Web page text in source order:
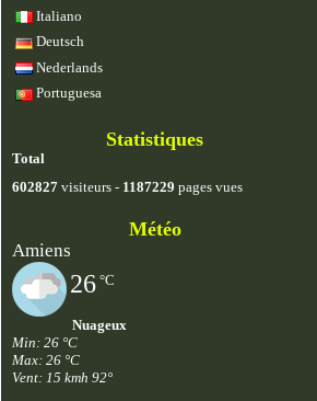
Italiano
Deutsch
Nederlands
Portuguesa
Statistiques
Total
602827 visiteurs - 1187229 pages vues
Météo
Amiens
26 °C
Nuageux
Min: 26 °C
Max: 26 °C
Vent: 15 kmh 92°